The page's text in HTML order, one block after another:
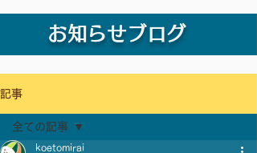
お知らせブログ
記事
全ての記事
koetomirai